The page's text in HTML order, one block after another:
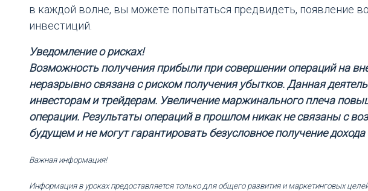
в каждой волне, вы можете попытаться предвидеть, появление
инвестиций.
Уведомление о рисках!
Возможность получения прибыли при совершении операций на
неразрывно связана с риском получения убытков. Данная
инвесторам и трейдерам. Увеличение маржинального плеча
операции. Результаты операций в прошлом никак не связаны с
будущем и не могут гарантировать безусловное получение
Важная информация!
Информация в уроках предоставляется только для общего развития и маркетинговых